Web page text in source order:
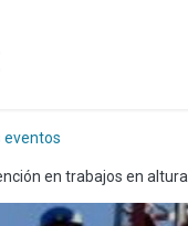
eventos
en trabajos en altura